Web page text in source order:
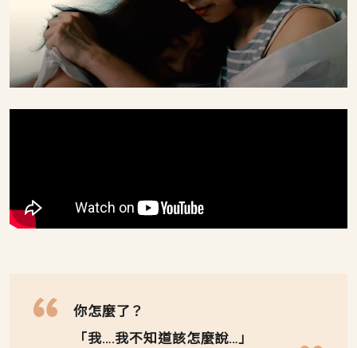
你怎麼了？
「我….我不知道該怎麼說…」